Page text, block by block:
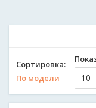
Сортировка:
По модели